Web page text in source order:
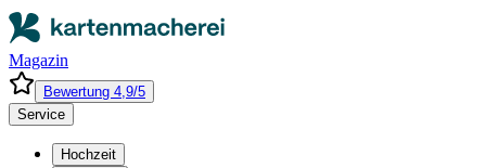
Magazin
Bewertung 4,9/5
Service
Hochzeit